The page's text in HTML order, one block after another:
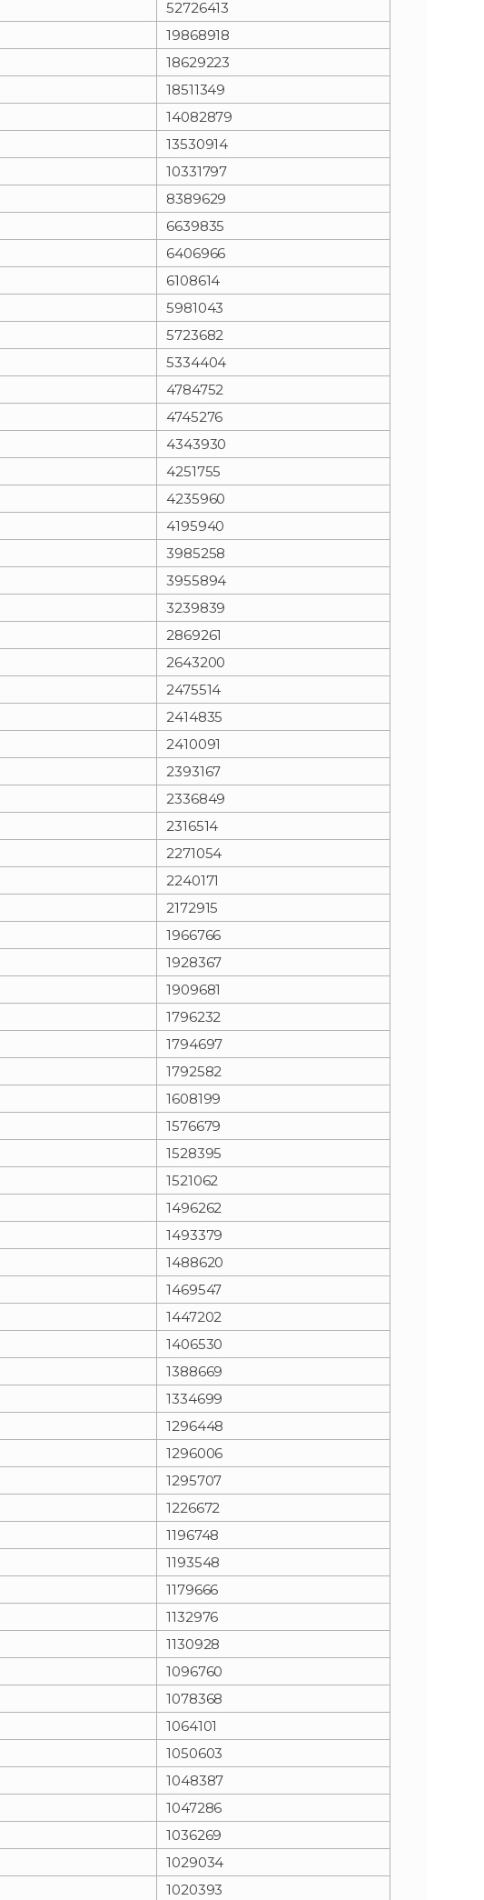
e
t
52726413
19868918
18629223
18511349
14082879
13530914
10331797
8389629
6639835
6406966
6108614
5981043
5723682
5334404
4784752
4745276
4343930
4251755
4235960
4195940
3985258
3955894
3239839
2869261
2643200
2475514
2414835
2410091
2393167
2336849
2316514
2271054
2240171
2172915
1966766
1928367
1909681
1796232
1794697
1792582
1608199
1576679
1528395
1521062
1496262
1493379
1488620
1469547
1447202
1406530
1388669
1334699
1296448
1296006
1295707
1226672
1196748
1193548
1179666
1132976
1130928
1096760
1078368
1064101
1050603
1048387
1047286
1036269
1029034
1020393